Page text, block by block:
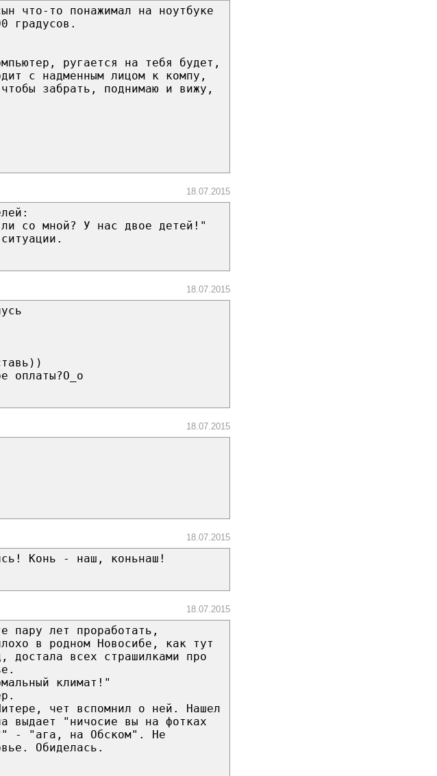
что-то понажимал на ноутбуке
градусов.
ругается на тебя будет,
с надменным лицом к компу,
забрать, поднимаю и вижу,
18.07.2015
со мной? У нас двое детей!"
18.07.2015
оплаты?О_о
18.07.2015
18.07.2015
Конь - наш, коньнаш!
18.07.2015
пару лет проработать,
в родном Новосибе, как тут
достала всех страшилками про
климат!"
чет вспомнил о ней. Нашел
выдает "ничосие вы на фотках
- "ага, на Обском". Не
Обиделась.